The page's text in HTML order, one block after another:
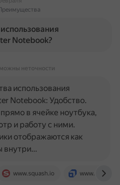
Notebook?
неточности
www.squash.io
использования
Notebook: Удобство.
в ячейке ноутбука,
и работу с ними.
отображаются как
внутри…